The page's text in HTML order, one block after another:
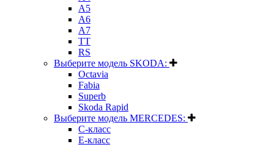
A5
A6
A7
TT
RS
Выберите модель SKODA:
Octavia
Fabia
Superb
Skoda Rapid
Выберите модель MERCEDES:
C-класс
E-класс